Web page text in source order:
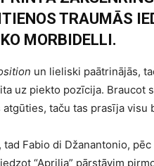
TRAUMĀS
MORBIDELLI.
un lieliski paātrinājās,
uz piekto pozīcija. Braucot
taču tas prasīja visu
Fabio di Džanantonio,
“Aprilia” pārstāvim